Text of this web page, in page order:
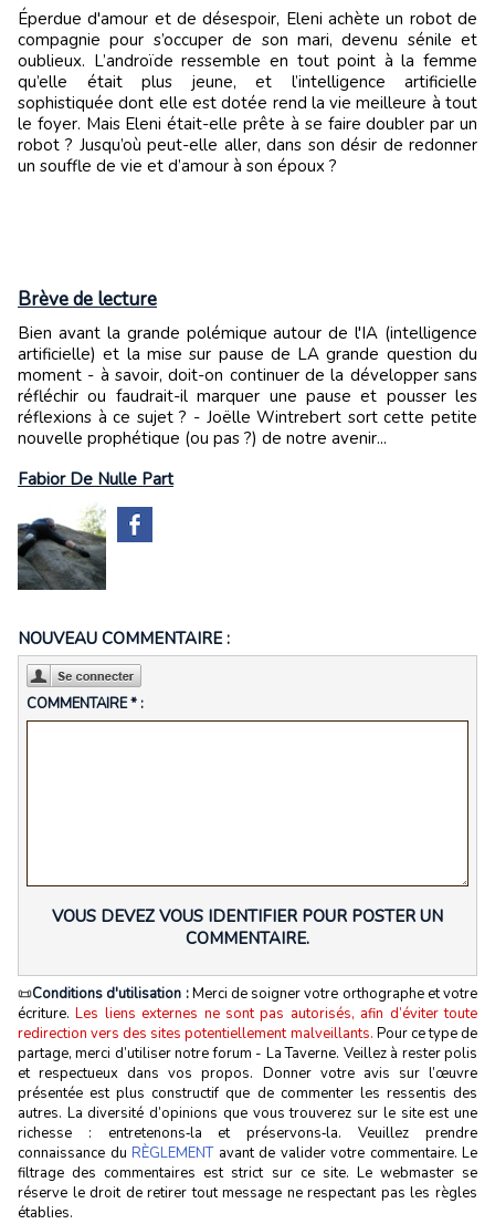
Éperdue d'amour et de désespoir, Eleni achète un robot de
compagnie pour s’occuper de son mari, devenu sénile et
oublieux. L’androïde ressemble en tout point à la femme
qu’elle était plus jeune, et l’intelligence artificielle
sophistiquée dont elle est dotée rend la vie meilleure à tout
le foyer. Mais Eleni était-elle prête à se faire doubler par un
robot ? Jusqu’où peut-elle aller, dans son désir de redonner
un souffle de vie et d’amour à son époux ?
Brève de lecture
Bien avant la grande polémique autour de l'IA (intelligence
artificielle) et la mise sur pause de LA grande question du
moment - à savoir, doit-on continuer de la développer sans
réfléchir ou faudrait-il marquer une pause et pousser les
réflexions à ce sujet ? - Joëlle Wintrebert sort cette petite
nouvelle prophétique (ou pas ?) de notre avenir...
Fabior De Nulle Part
NOUVEAU COMMENTAIRE :
COMMENTAIRE * :
VOUS DEVEZ VOUS IDENTIFIER POUR POSTER UN
COMMENTAIRE.
📜Conditions d'utilisation :Merci de soigner votre orthographe et votre
écriture.Les liens externes ne sont pas autorisés, afin d’éviter toute
redirection vers des sites potentiellement malveillants. Pour ce type de
partage, merci d’utiliser notre forum - La Taverne. Veillez à rester polis
et respectueux dans vos propos. Donner votre avis sur l’œuvre
présentée est plus constructif que de commenter les ressentis des
autres. La diversité d’opinions que vous trouverez sur le site est une
richesse : entretenons‑la et préservons‑la. Veuillez prendre
connaissance du RÈGLEMENTavant de valider votre commentaire. Le
filtrage des commentaires est strict sur ce site. Le webmaster se
réserve le droit de retirer tout message ne respectant pas les règles
établies.